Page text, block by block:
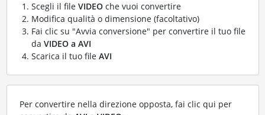
Scegli il file VIDEOche vuoi convertire
Modifica qualità o dimensione (facoltativo)
Fai clic su "Avvia conversione" per convertire il tuo file
da VIDEO a AVI
Scarica il tuo file AVI
Per convertire nella direzione opposta, fai clic qui per